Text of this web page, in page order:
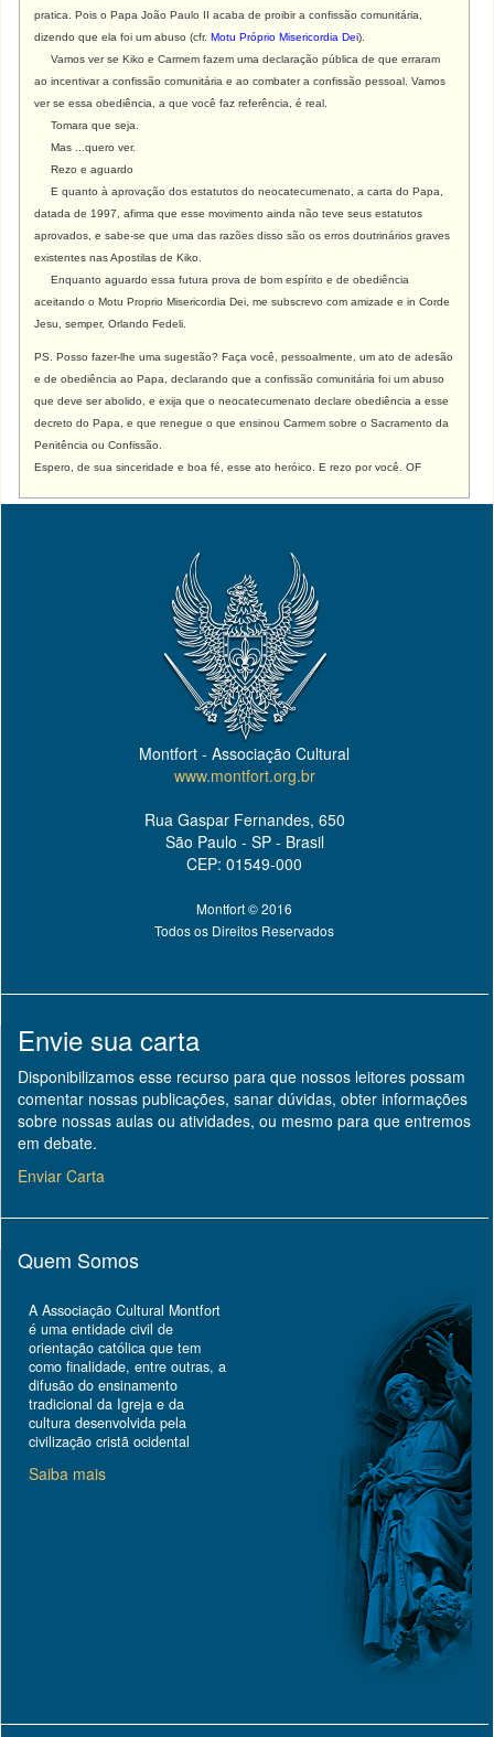
pratica. Pois o Papa João Paulo II acaba de proibir a confissão comunitária,
dizendo que ela foi um abuso (cfr.Motu Próprio Misericordia Dei).
Vamos ver se Kiko e Carmem fazem uma declaração pública de que erraram
ao incentivar a confissão comunitária e ao combater a confissão pessoal. Vamos
ver se essa obediência, a que você faz referência, é real.
Tomara que seja.
Mas ...quero ver.
Rezo e aguardo
E quanto à aprovação dos estatutos do neocatecumenato, a carta do Papa,
datada de 1997, afirma que esse movimento ainda não teve seus estatutos
aprovados, e sabe-se que uma das razões disso são os erros doutrinários graves
existentes nas Apostilas de Kiko.
Enquanto aguardo essa futura prova de bom espírito e de obediência
aceitando o Motu Proprio Misericordia Dei, me subscrevo com amizade ein Corde
Jesu, semper, Orlando Fedeli.
PS. Posso fazer-lhe uma sugestão? Faça você, pessoalmente, um ato de adesão
e de obediência ao Papa, declarando que a confissão comunitária foi um abuso
que deve ser abolido, e exija que o neocatecumenato declare obediência a esse
decreto do Papa, e que renegue o que ensinou Carmem sobre o Sacramento da
Penitência ou Confissão.
Espero, de sua sinceridade e boa fé, esse ato heróico. E rezo por você. OF
Montfort - Associação Cultural
www.montfort.org.br
Rua Gaspar Fernandes, 650
São Paulo - SP - Brasil
CEP: 01549-000
Montfort © 2016
Todos os Direitos Reservados
Envie sua carta
Disponibilizamos esse recurso para que nossos leitores possam
comentar nossas publicações, sanar dúvidas, obter informações
sobre nossas aulas ou atividades, ou mesmo para que entremos
em debate.
Enviar Carta
Quem Somos
A Associação Cultural Montfort
é uma entidade civil de
orientação católica que tem
como finalidade, entre outras, a
difusão do ensinamento
tradicional da Igreja e da
cultura desenvolvida pela
civilização cristã ocidental
Saiba mais